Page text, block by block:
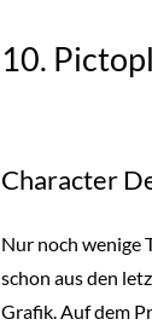
10.
Character
Nur noch wenige
schon aus den
Grafik. Auf dem